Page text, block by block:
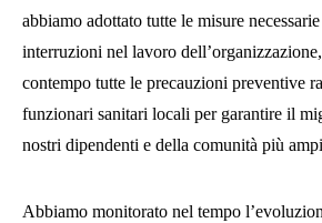
abbiamo adottato tutte le misure
interruzioni nel lavoro
contempo tutte le precauzioni preventive
funzionari sanitari locali per garantire il
nostri dipendenti e della comunità più
Abbiamo monitorato nel tempo